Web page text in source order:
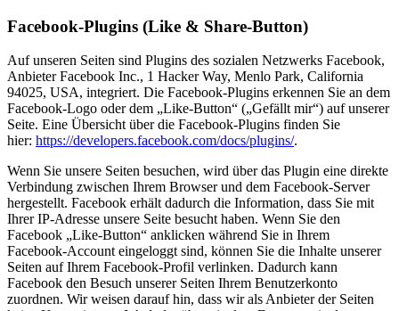
Facebook-Plugins (Like & Share-Button)
Auf unseren Seiten sind Plugins des sozialen Netzwerks Facebook,
Anbieter Facebook Inc., 1 Hacker Way, Menlo Park, California
94025, USA, integriert. Die Facebook-Plugins erkennen Sie an dem
Facebook-Logo oder dem „Like-Button“ („Gefällt mir“) auf unserer
Seite. Eine Übersicht über die Facebook-Plugins finden Sie
hier: https://developers.facebook.com/docs/plugins/.
Wenn Sie unsere Seiten besuchen, wird über das Plugin eine direkte
Verbindung zwischen Ihrem Browser und dem Facebook-Server
hergestellt. Facebook erhält dadurch die Information, dass Sie mit
Ihrer IP-Adresse unsere Seite besucht haben. Wenn Sie den
Facebook „Like-Button“ anklicken während Sie in Ihrem
Facebook-Account eingeloggt sind, können Sie die Inhalte unserer
Seiten auf Ihrem Facebook-Profil verlinken. Dadurch kann
Facebook den Besuch unserer Seiten Ihrem Benutzerkonto
zuordnen. Wir weisen darauf hin, dass wir als Anbieter der Seiten